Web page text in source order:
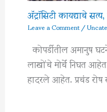
अ‍ॅट्रॉसिटी कायद्याचे
Leave a Comment/
कोपर्डीतील अमानुष
लाखोंचे मोर्चे निघत आहेत.
हादरले आहेत. प्रचंड रोष